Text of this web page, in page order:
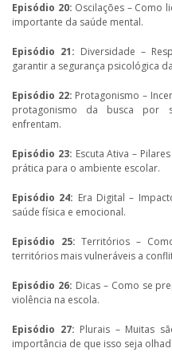
Episódio 20: Oscilações – Como
importante da saúde mental.
Episódio 21: Diversidade –
garantir a segurança psicológica
Episódio 22: Protagonismo –
protagonismo da busca por
enfrentam.
Episódio 23: Escuta Ativa –
prática para o ambiente escolar.
Episódio 24: Era Digital –
saúde física e emocional.
Episódio 25: Territórios –
territórios mais vulneráveis a
Episódio 26: Dicas – Como se
violência na escola.
Episódio 27: Plurais – Muitas
importância de que isso seja